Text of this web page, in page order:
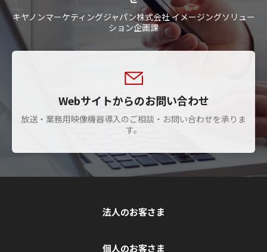
キヤノンマーケティングジャパン株式会社 イメージングソリュー
ション企画課
Webサイトからのお問い合わせ
放送・業務用映像機器導入のご相談・お問い合わせを承りま
す。
法人のお客さま
個人のお客さま